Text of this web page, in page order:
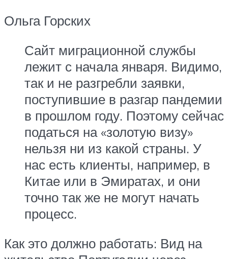
Ольга Горских
Сайт миграционной службы
лежит с начала января. Видимо,
так и не разгребли заявки,
поступившие в разгар пандемии
в прошлом году. Поэтому сейчас
податься на «золотую визу»
нельзя ни из какой страны. У
нас есть клиенты, например, в
Китае или в Эмиратах, и они
точно так же не могут начать
процесс.
Как это должно работать: Вид на